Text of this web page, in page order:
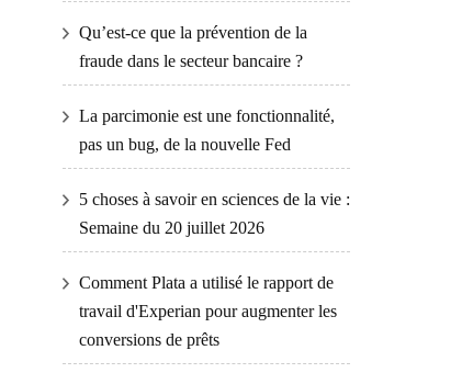
Qu’est-ce que la prévention de la
fraude dans le secteur bancaire ?
La parcimonie est une fonctionnalité,
pas un bug, de la nouvelle Fed
5 choses à savoir en sciences de la vie :
Semaine du 20 juillet 2026
Comment Plata a utilisé le rapport de
travail d'Experian pour augmenter les
conversions de prêts